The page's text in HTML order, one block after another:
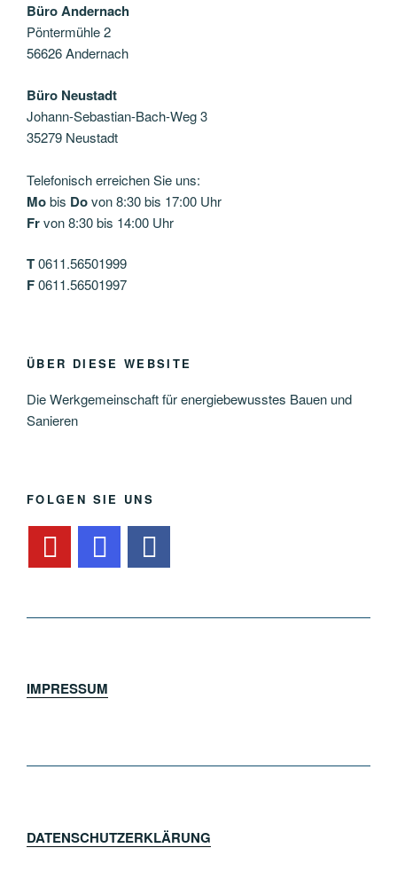
Büro Andernach
Pöntermühle 2
56626 Andernach
Büro Neustadt
Johann-Sebastian-Bach-Weg 3
35279 Neustadt
Telefonisch erreichen Sie uns:
Mobis Dovon 8:30 bis 17:00 Uhr
Frvon 8:30 bis 14:00 Uhr
T0611.56501999
F0611.56501997
ÜBER DIESE WEBSITE
Die Werkgemeinschaft für energiebewusstes Bauen und
Sanieren
FOLGEN SIE UNS
IMPRESSUM
DATENSCHUTZERKLÄRUNG